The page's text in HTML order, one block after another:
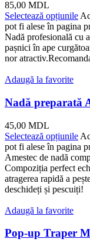
85,00 MDL
Selectează opțiunile
pot fi alese în pagina
Nadă profesională cu
pașnici în ape
nor
Adaugă la favorite
Nadă preparată
45,00 MDL
Selectează opțiunile
pot fi alese în pagina
Amestec de nadă
Compoziția perfect
atragerea rapidă a
deschideți și pescuiți!
Adaugă la favorite
Pop-up Traper